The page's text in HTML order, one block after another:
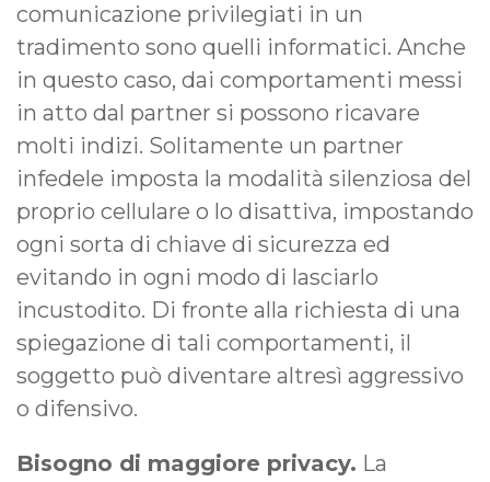
comunicazione privilegiati in un
tradimento sono quelli informatici. Anche
in questo caso, dai comportamenti messi
in atto dal partner si possono ricavare
molti indizi. Solitamente un partner
infedele imposta la modalità silenziosa del
proprio cellulare o lo disattiva, impostando
ogni sorta di chiave di sicurezza ed
evitando in ogni modo di lasciarlo
incustodito. Di fronte alla richiesta di una
spiegazione di tali comportamenti, il
soggetto può diventare altresì aggressivo
o difensivo.
Bisogno di maggiore privacy. La